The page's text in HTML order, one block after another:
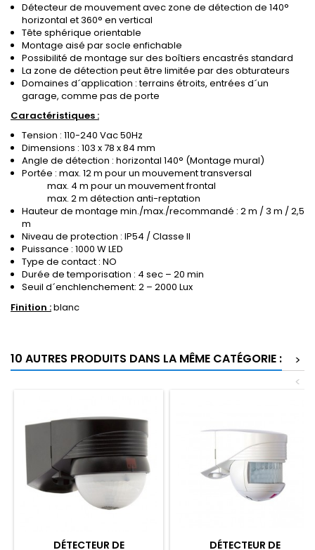
Détecteur de mouvement avec zone de détection de 140°
horizontal et 360° en vertical
Tête sphérique orientable
Montage aisé par socle enfichable
Possibilité de montage sur des boîtiers encastrés standard
La zone de détection peut être limitée par des obturateurs
Domaines d´application :terrains étroits, entrées d´un
garage, comme pas de porte
Caractéristiques :
Tension : 110-240 Vac 50Hz
Dimensions : 103 x 78 x 84 mm
Angle de détection : horizontal 140° (Montage mural)
Portée : max. 12 m pour un mouvement transversal
max. 4 m pour un mouvement frontal
max. 2 m détection anti-reptation
Hauteur de montage min./max./recommandé : 2 m / 3 m / 2,5
m
Niveau de protection : IP54 / Classe II
Puissance : 1000 W LED
Type de contact : NO
Durée de temporisation : 4 sec – 20 min
Seuil d´enchlenchement: 2 – 2000 Lux
Finition :blanc
10 AUTRES PRODUITS DANS LA MÊME CATÉGORIE :
>
<
DÉTECTEUR DE
DÉTECTEUR DE